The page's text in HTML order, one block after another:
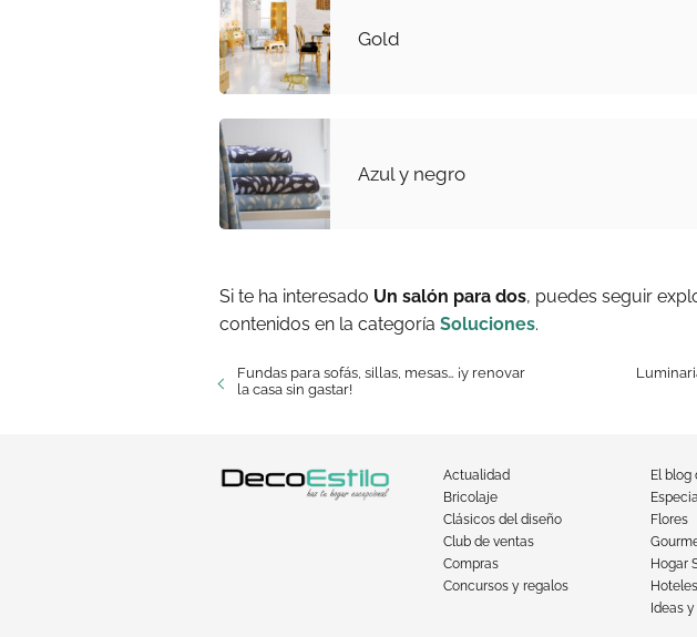
Gold
Azul y negro
Si te ha interesado Un salón para dos, puedes seguir
contenidos en la categoría Soluciones.
Fundas para sofás, sillas, mesas… ¡y renovar
la casa sin gastar!
Actualidad
Bricolaje
Clásicos del diseño
Club de ventas
Compras
Concursos y regalos
El
Flores
Hogar
Hoteles
Ideas